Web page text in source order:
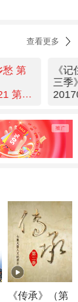
查看更多
愁 第
义
《
三季
——
《传承》（第